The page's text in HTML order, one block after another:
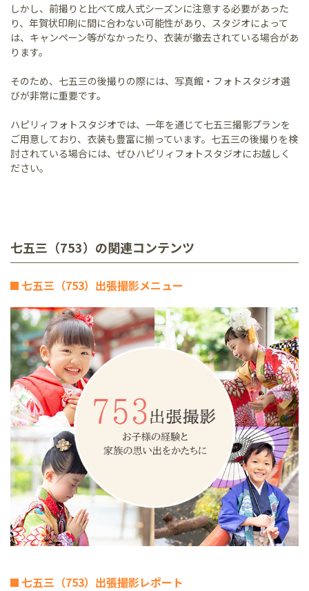
しかし、前撮りと比べて成人式シーズンに注意する必要があった
り、年賀状印刷に間に合わない可能性があり、スタジオによって
は、キャンペーン等がなかったり、衣装が撤去されている場合があ
ります。
そのため、七五三の後撮りの際には、写真館・フォトスタジオ選
びが非常に重要です。
ハピリィフォトスタジオでは、一年を通じて七五三撮影プランを
ご用意しており、衣装も豊富に揃っています。七五三の後撮りを検
討されている場合には、ぜひハピリィフォトスタジオにお越しく
ださい。
七五三（753）の関連コンテンツ
七五三（753）出張撮影メニュー
七五三（753）出張撮影レポート